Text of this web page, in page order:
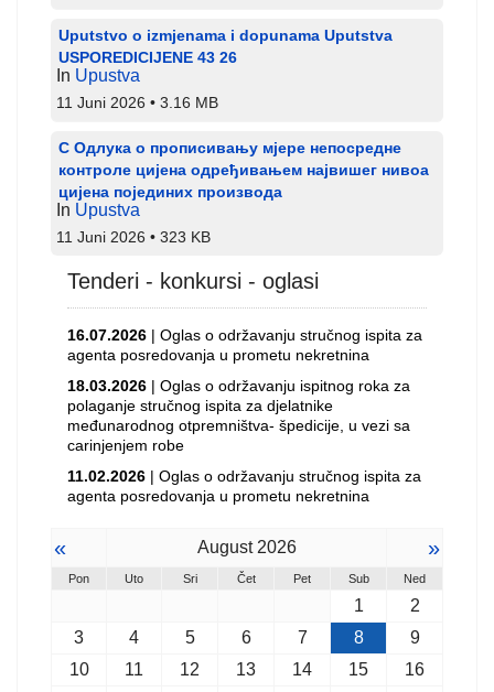
Uputstvo o izmjenama i dopunama Uputstva
USPOREDICIJENE 43 26
In Upustva
11 Juni 2026 3.16 MB
С Одлука о прописивању мјере непосредне
контроле цијена одређивањем највишег нивоа
цијена појединих производа
In Upustva
11 Juni 2026 323 KB
Tenderi - konkursi - oglasi
16.07.2026 | Oglas o održavanju stručnog ispita za
agenta posredovanja u prometu nekretnina
18.03.2026 | Oglas o održavanju ispitnog roka za
polaganje stručnog ispita za djelatnike
međunarodnog otpremništva- špedicije, u vezi sa
carinjenjem robe
11.02.2026 | Oglas o održavanju stručnog ispita za
agenta posredovanja u prometu nekretnina
« August 2026 »
Pon Uto Sri Čet Pet Sub Ned
1
2
3
4 5 6 7 8
9
10
11 12 13 14 15
16